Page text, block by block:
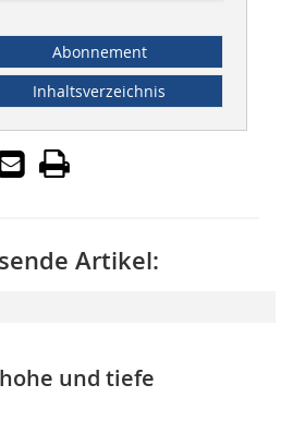
Abonnement
Inhaltsverzeichnis
Artikel:
und tiefe